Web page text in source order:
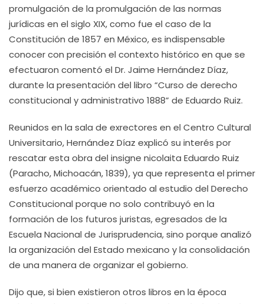
promulgación de la promulgación de las normas
jurídicas en el siglo XIX, como fue el caso de la
Constitución de 1857 en México, es indispensable
conocer con precisión el contexto histórico en que se
efectuaron comentó el Dr. Jaime Hernández Díaz,
durante la presentación del libro “Curso de derecho
constitucional y administrativo 1888” de Eduardo Ruiz.
Reunidos en la sala de exrectores en el Centro Cultural
Universitario, Hernández Díaz explicó su interés por
rescatar esta obra del insigne nicolaita Eduardo Ruiz
(Paracho, Michoacán, 1839), ya que representa el primer
esfuerzo académico orientado al estudio del Derecho
Constitucional porque no solo contribuyó en la
formación de los futuros juristas, egresados de la
Escuela Nacional de Jurisprudencia, sino porque analizó
la organización del Estado mexicano y la consolidación
de una manera de organizar el gobierno.
Dijo que, si bien existieron otros libros en la época